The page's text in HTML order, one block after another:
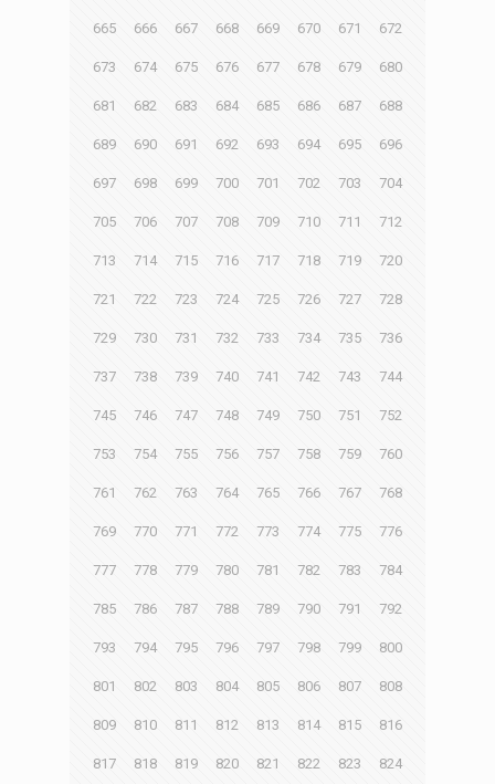
665 666 667 668 669 670 671 672
673 674 675 676 677 678 679 680
681 682 683 684 685 686 687 688
689 690 691 692 693 694 695 696
697 698 699 700 701 702 703 704
705 706 707 708 709 710 711 712
713 714 715 716 717 718 719 720
721 722 723 724 725 726 727 728
729 730 731 732 733 734 735 736
737 738 739 740 741 742 743 744
745 746 747 748 749 750 751 752
753 754 755 756 757 758 759 760
761 762 763 764 765 766 767 768
769 770 771 772 773 774 775 776
777 778 779 780 781 782 783 784
785 786 787 788 789 790 791 792
793 794 795 796 797 798 799 800
801 802 803 804 805 806 807 808
809 810 811 812 813 814 815 816
817 818 819 820 821 822 823 824